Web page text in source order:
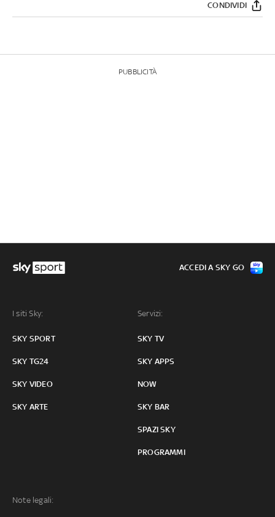
CONDIVIDI
PUBBLICITÀ
I siti Sky:
SKY SPORT
SKY TG24
SKY VIDEO
SKY ARTE
Servizi:
SKY TV
SKY APPS
NOW
SKY BAR
SPAZI SKY
PROGRAMMI
Note legali:
ACCEDI A SKY GO